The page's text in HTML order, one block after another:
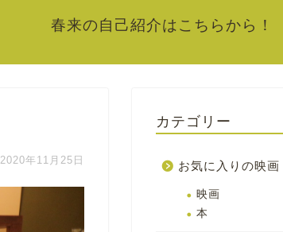
春来の自己紹介はこちらから！
2020年11月25日
カテゴリー
お気に入りの映画
映画
本